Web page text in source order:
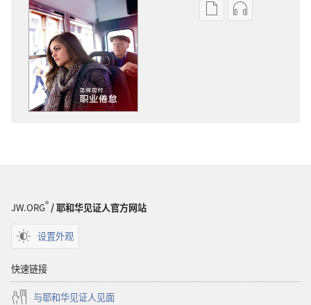
出
怠
音
JW.ORG® / 耶和华见证人官方网站
设置外观
快速链接
与耶和华见证人见面